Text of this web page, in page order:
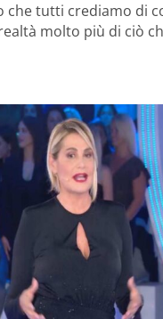
che tutti crediamo di
molto più di ciò